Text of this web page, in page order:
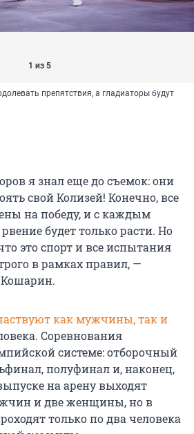
1 из 5
препятствия, а гладиаторы будут
я знал еще до съемок: они
свой Колизей! Конечно, все
на победу, и с каждым
будет только расти. Но
это спорт и все испытания
в рамках правил, —
Кошарин.
как мужчины, так и
Соревнования
системе: отборочный
полуфинал и, наконец,
на арену выходят
и две женщины, но в
только по два человека